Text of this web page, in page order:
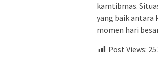
kamtibmas.
yang baik antara
momen hari
Post Views: